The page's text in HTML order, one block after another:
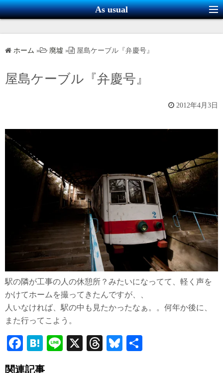
コ
ン
ス
As usual
ホーム » 廃墟 » 屋島ケーブル『弁慶号』
屋島ケーブル『弁慶号』
2012年4月3日
駅の隣が工事の人の休憩所？みたいになってて、軽く声を
かけてホームを撮ってきたんですが、、
人いなければ、駅の中も見たかったなぁ。。何年か後に、
また行ってこよう。
Fa H
Li X
T
Bl
関連記事